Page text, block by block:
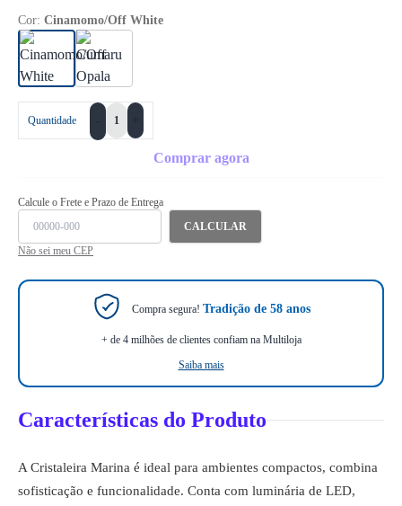
Cor: Cinamomo/Off White
Quantidade
Comprar agora
Calcule o Frete e Prazo de Entrega
CALCULAR
Não sei meu CEP
Compra segura! Tradição de 58 anos
+ de 4 milhões de clientes confiam na Multiloja
Saiba mais
Características do Produto
A Cristaleira Marina é ideal para ambientes compactos, combina
sofisticação e funcionalidade. Conta com luminária de LED,